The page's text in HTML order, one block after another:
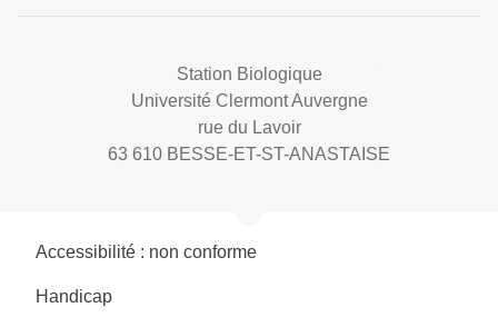
Station Biologique
Université Clermont Auvergne
rue du Lavoir
63 610 BESSE-ET-ST-ANASTAISE
Accessibilité : non conforme
Handicap